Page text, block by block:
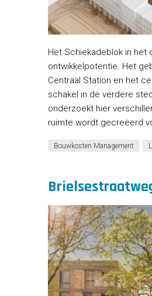
Het Schiekadeblok in het
ontwikkelpotentie. Het
Centraal Station en het
schakel in de verdere
onderzoekt hier
ruimte wordt gecreëerd
Bouwkosten Management